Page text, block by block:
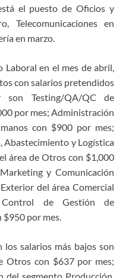
el puesto de Oficios y
Telecomunicaciones en
en marzo.
Laboral en el mes de abril,
con salarios pretendidos
Testing/QA/QC de
por mes; Administración
con $900 por mes;
Abastecimiento y Logística
área de Otros con $1,000
y Comunicación
del área Comercial
de Gestión de
$950 por mes.
salarios más bajos son
Otros con $637 por mes;